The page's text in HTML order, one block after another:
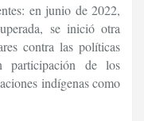
en junio de 2022,
se inició otra
contra las políticas
participación de los
indígenas como